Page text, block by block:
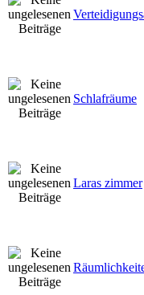
Schlafräume
Laras zimmer